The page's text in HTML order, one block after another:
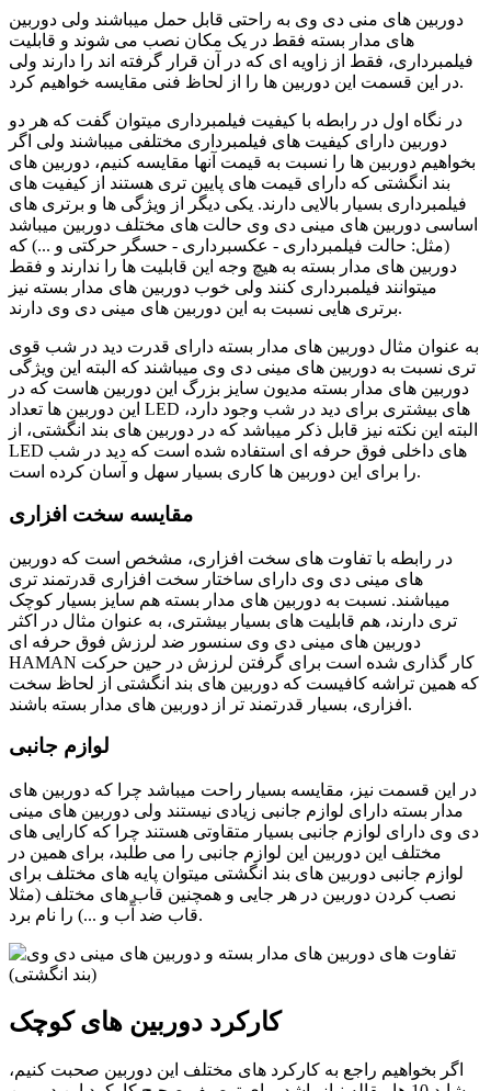
دوربین های منی دی وی به راحتی قابل حمل میباشند ولی دوربین
های مدار بسته فقط در یک مکان نصب می شوند و قابلیت
فیلمبرداری، فقط از زاویه ای که در آن قرار گرفته اند را دارند ولی
در این قسمت این دوربین ها را از لحاظ فنی مقایسه خواهیم کرد.
در نگاه اول در رابطه با کیفیت فیلمبرداری میتوان گفت که هر دو
دوربین دارای کیفیت های فیلمبرداری مختلفی میباشند ولی اگر
بخواهیم دوربین ها را نسبت به قیمت آنها مقایسه کنیم، دوربین های
بند انگشتی که دارای قیمت های پایین تری هستند از کیفیت های
فیلمبرداری بسیار بالایی دارند. یکی دیگر از ویژگی ها و برتری های
اساسی دوربین های مینی دی وی حالت های مختلف دوربین میباشد
(مثل: حالت فیلمبرداری - عکسبرداری - حسگر حرکتی و ...) که
دوربین های مدار بسته به هیچ وجه این قابلیت ها را ندارند و فقط
میتوانند فیلمبرداری کنند ولی خوب دوربین های مدار بسته نیز
برتری هایی نسبت به این دوربین های مینی دی وی دارند.
به عنوان مثال دوربین های مدار بسته دارای قدرت دید در شب قوی
تری نسبت به دوربین های مینی دی وی میباشند که البته این ویژگی
دوربین های مدار بسته مدیون سایز بزرگ این دوربین هاست که در
این دوربین ها تعداد LED های بیشتری برای دید در شب وجود دارد،
البته این نکته نیز قابل ذکر میباشد که در دوربین های بند انگشتی، از
LED های داخلی فوق حرفه ای استفاده شده است که دید در شب
را برای این دوربین ها کاری بسیار سهل و آسان کرده است.
مقایسه سخت افزاری
در رابطه با تفاوت های سخت افزاری، مشخص است که دوربین
های مینی دی وی دارای ساختار سخت افزاری قدرتمند تری
میباشند. نسبت به دوربین های مدار بسته هم سایز بسیار کوچک
تری دارند، هم قابلیت های بسیار بیشتری، به عنوان مثال در اکثر
دوربین های مینی دی وی سنسور ضد لرزش فوق حرفه ای
HAMAN کار گذاری شده است برای گرفتن لرزش در حین حرکت
که همین تراشه کافیست که دوربین های بند انگشتی از لحاظ سخت
افزاری، بسیار قدرتمند تر از دوربین های مدار بسته باشند.
در این قسمت نیز، مقایسه بسیار راحت میباشد چرا که دوربین های
مدار بسته دارای لوازم جانبی زیادی نیستند ولی دوربین های مینی
دی وی دارای لوازم جانبی بسیار متقاوتی هستند چرا که کارایی های
مختلف این دوربین این لوازم جانبی را می طلبد، برای همین در
لوازم جانبی دوربین های بند انگشتی میتوان پایه های مختلف برای
نصب کردن دوربین در هر جایی و همچنین قاب های مختلف (مثلا
قاب ضد آّب و ...) را نام برد.
کارکرد دوربین های کوچک
اگر بخواهیم راجع به کارکرد های مختلف این دوربین صحبت کنیم،